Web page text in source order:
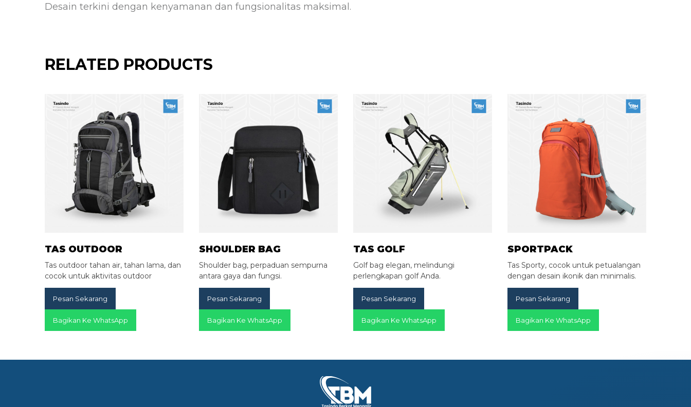
Desain terkini dengan kenyamanan dan fungsionalitas maksimal.
RELATED PRODUCTS
TAS OUTDOOR
Tas outdoor tahan air, tahan lama, dan
cocok untuk aktivitas outdoor
Pesan Sekarang
Bagikan Ke WhatsApp
SHOULDER BAG
Shoulder bag, perpaduan sempurna
antara gaya dan fungsi.
Pesan Sekarang
Bagikan Ke WhatsApp
TAS GOLF
Golf bag elegan, melindungi
perlengkapan golf Anda.
Pesan Sekarang
Bagikan Ke WhatsApp
SPORTPACK
Tas Sporty, cocok untuk petualangan
dengan desain ikonik dan minimalis.
Pesan Sekarang
Bagikan Ke WhatsApp